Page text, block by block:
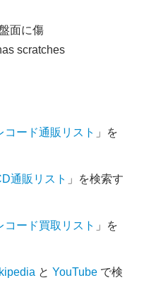
面に傷
scratches
ード通販リスト 」を
通販リスト 」を検索す
ード買取リスト 」を
と YouTubeで検